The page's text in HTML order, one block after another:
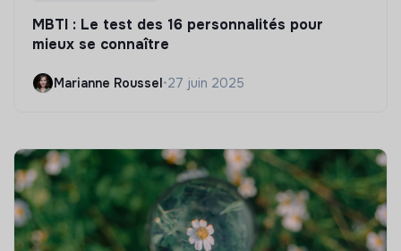
MBTI : Le test des 16 personnalités pour
mieux se connaître
Marianne Roussel•27 juin 2025